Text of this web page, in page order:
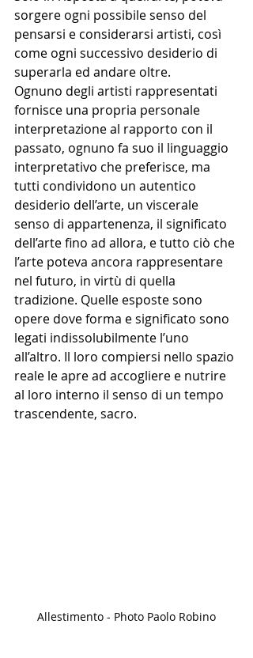
sorgere ogni possibile senso del
pensarsi e considerarsi artisti, così
come ogni successivo desiderio di
superarla ed andare oltre.
Ognuno degli artisti rappresentati
fornisce una propria personale
interpretazione al rapporto con il
passato, ognuno fa suo il linguaggio
interpretativo che preferisce, ma
tutti condividono un autentico
desiderio dell’arte, un viscerale
senso di appartenenza, il significato
dell’arte fino ad allora, e tutto ciò che
l’arte poteva ancora rappresentare
nel futuro, in virtù di quella
tradizione. Quelle esposte sono
opere dove forma e significato sono
legati indissolubilmente l’uno
all’altro. Il loro compiersi nello spazio
reale le apre ad accogliere e nutrire
al loro interno il senso di un tempo
trascendente, sacro.
Allestimento - Photo Paolo Robino